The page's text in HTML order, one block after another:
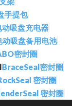
手提包
动吸盘充电器
动吸盘备用电池
密封圈
BraceSeal密封圈
密封圈
密封圈